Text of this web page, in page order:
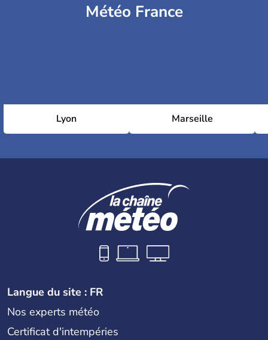
Météo France
Lyon Marseille
Langue du site : FR
Nos experts météo
Certificat d'intempéries